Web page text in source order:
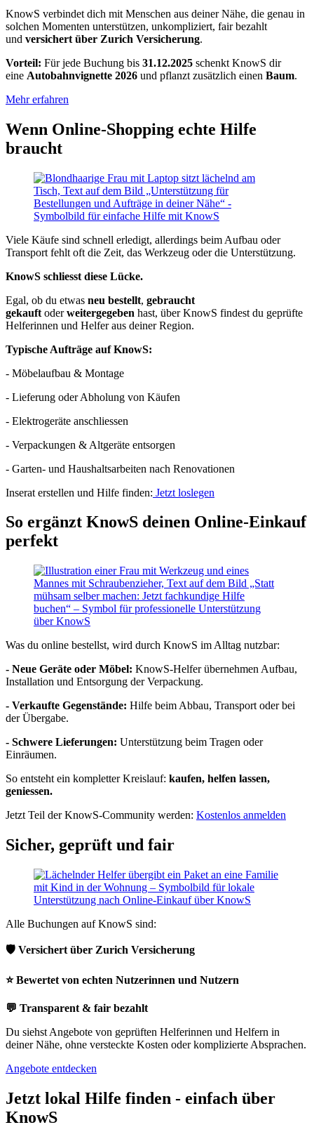
KnowS verbindet dich mit Menschen aus deiner Nähe, die genau in
solchen Momenten unterstützen, unkompliziert, fair bezahlt
und versichert über Zurich Versicherung.
Vorteil: Für jede Buchung bis 31.12.2025 schenkt KnowS dir
eine Autobahnvignette 2026 und pflanzt zusätzlich einen Baum.
Mehr erfahren
Wenn Online-Shopping echte Hilfe
braucht
Viele Käufe sind schnell erledigt, allerdings beim Aufbau oder
Transport fehlt oft die Zeit, das Werkzeug oder die Unterstützung.
KnowS schliesst diese Lücke.
Egal, ob du etwas neu bestellt, gebraucht
gekauft oderweitergegeben hast, über KnowS findest du geprüfte
Helferinnen und Helfer aus deiner Region.
Typische Aufträge auf KnowS:
- Möbelaufbau & Montage
- Lieferung oder Abholung von Käufen
- Elektrogeräte anschliessen
- Verpackungen & Altgeräte entsorgen
- Garten- und Haushaltsarbeiten nach Renovationen
Inserat erstellen und Hilfe finden: Jetzt loslegen
So ergänzt KnowS deinen Online-Einkauf
perfekt
Was du online bestellst, wird durch KnowS im Alltag nutzbar:
- Neue Geräte oder Möbel: KnowS-Helfer übernehmen Aufbau,
Installation und Entsorgung der Verpackung.
- Verkaufte Gegenstände: Hilfe beim Abbau, Transport oder bei
der Übergabe.
- Schwere Lieferungen: Unterstützung beim Tragen oder
Einräumen.
So entsteht ein kompletter Kreislauf: kaufen, helfen lassen,
geniessen.
Jetzt Teil der KnowS-Community werden: Kostenlos anmelden
Sicher, geprüft und fair
Alle Buchungen auf KnowS sind:
🛡️ Versichert über Zurich Versicherung
⭐️Bewertet von echten Nutzerinnen und Nutzern
💬 Transparent & fair bezahlt
Du siehst Angebote von geprüften Helferinnen und Helfern in
deiner Nähe, ohne versteckte Kosten oder komplizierte Absprachen.
Angebote entdecken
Jetzt lokal Hilfe finden - einfach über
KnowS